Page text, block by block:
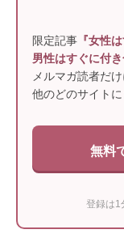
限定記事 『女性
男性はすぐに付
メルマガ読者だ
他のどのサイトに
無料
登録は1